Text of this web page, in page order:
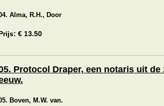
Alma, R.H., Door
€ 13.50
Protocol Draper, een notaris uit de
Boven, M.W. van.